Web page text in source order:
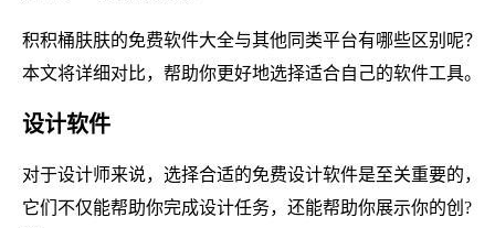
积积桶肤肤的免费软件大全与其他同类平台有哪些区别呢？
本文将详细对比，帮助你更好地选择适合自己的软件工具。
设计软件
对于设计师来说，选择合适的免费设计软件是至关重要的，
它们不仅能帮助你完成设计任务，还能帮助你展示你的创?